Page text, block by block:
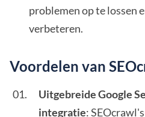
problemen op te lossen
verbeteren.
Voordelen van
Uitgebreide Google
integratie: